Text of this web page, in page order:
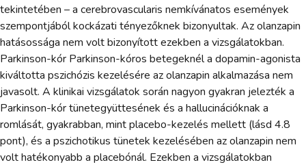
tekintetében – a cerebrovascularis nemkívánatos események
szempontjából kockázati tényezőknek bizonyultak. Az olanzapin
hatásossága nem volt bizonyított ezekben a vizsgálatokban.
Parkinson-kór Parkinson-kóros betegeknél a dopamin-agonista
kiváltotta pszichózis kezelésére az olanzapin alkalmazása nem
javasolt. A klinikai vizsgálatok során nagyon gyakran jelezték a
Parkinson-kór tünetegyüttesének és a hallucinációknak a
romlását, gyakrabban, mint placebo-kezelés mellett (lásd 4.8
pont), és a pszichotikus tünetek kezelésében az olanzapin nem
volt hatékonyabb a placebónál. Ezekben a vizsgálatokban